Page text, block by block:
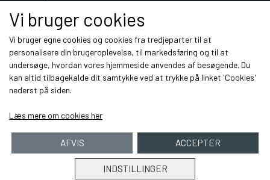
Kontakt
Sociale medier
Vi bruger cookies
Vi bruger egne cookies og cookies fra tredjeparter til at
personalisere din brugeroplevelse, til markedsføring og til at
undersøge, hvordan vores hjemmeside anvendes af besøgende. Du
kan altid tilbagekalde dit samtykke ved at trykke på linket 'Cookies'
nederst på siden.
Læs mere om cookies her
INDSTILLINGER
AFVIS ACCEPTER